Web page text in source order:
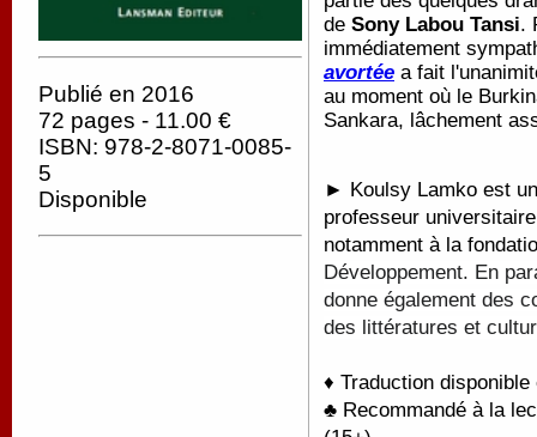
Publié en 2016
72 pages - 11.00 €
ISBN: 978-2-8071-0085-
5
Disponible
de Sony Labou Tansi.
immédiatement
avortée a fait
au moment où le
Sankara, lâchement
► Koulsy Lamko est
professeur
notamment à la
Développement. En
donne également des
des littératures et
♦ Traduction
♣ Recommandé à la